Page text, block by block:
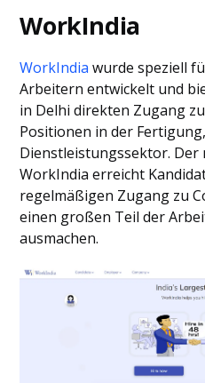
WorkIndia
WorkIndiawurde speziell
Arbeitern entwickelt und
in Delhi direkten Zugang
Positionen in der
Dienstleistungssektor. Der
WorkIndia erreicht
regelmäßigen Zugang zu
einen großen Teil der
ausmachen.